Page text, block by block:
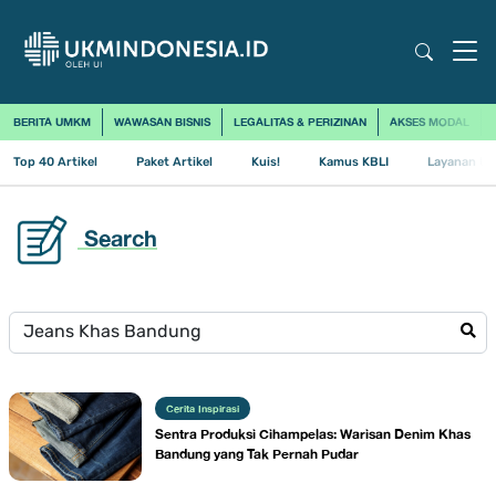
BERITA UMKM WAWASAN BISNIS LEGALITAS & PERIZINAN AKSES MODAL
Top 40 Artikel Paket Artikel Kuis! Kamus KBLI Layanan
Search
Cerita Inspirasi
Sentra Produksi Cihampelas: Warisan Denim Khas
Bandung yang Tak Pernah Pudar